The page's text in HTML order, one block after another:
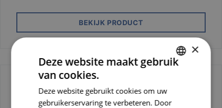
BEKIJK PRODUCT
×
Deze website maakt gebruik
van cookies.
Deze website gebruikt cookies om uw
gebruikerservaring te verbeteren. Door